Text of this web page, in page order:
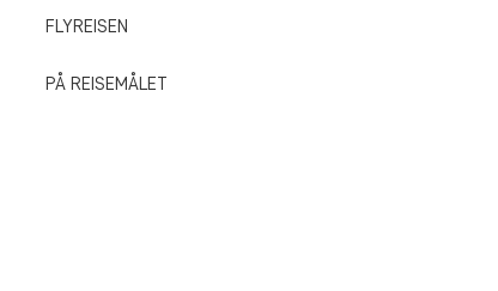
FLYREISEN
PÅ REISEMÅLET